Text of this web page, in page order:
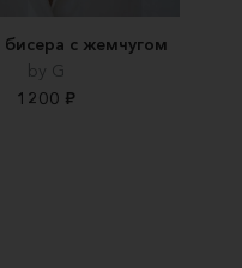
бисера с жемчугом
by G
1200 ₽